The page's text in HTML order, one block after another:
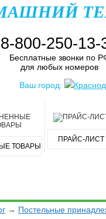
8-800-250-13-
Бесплатные звонки по
для любых номеров
Ваш город:
ТОВАРЫ
ПРАЙС-ЛИСТ
→ Постельные